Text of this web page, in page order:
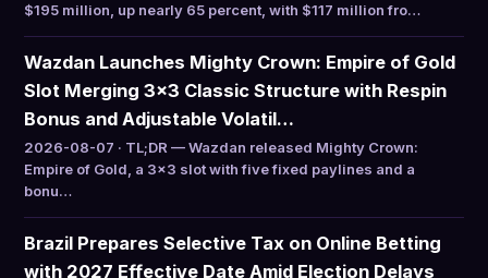
$195 million, up nearly 65 percent, with $117 million fro…
Wazdan Launches Mighty Crown: Empire of Gold
Slot Merging 3×3 Classic Structure with Respin
Bonus and Adjustable Volatil…
2026-08-07 · TL;DR — Wazdan released Mighty Crown:
Empire of Gold, a 3×3 slot with five fixed paylines and a
bonu…
Brazil Prepares Selective Tax on Online Betting
with 2027 Effective Date Amid Election Delays